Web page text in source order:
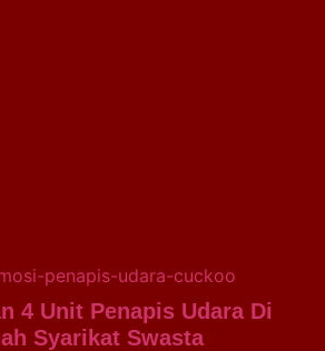
4 Unit Penapis Udara Di
Syarikat Swasta